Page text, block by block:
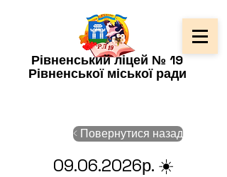
Рівненський ліцей № 19
Рівненської міської ради
< Повернутися назад
09.06.2026р. ☀️